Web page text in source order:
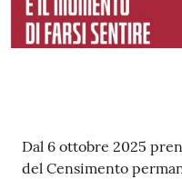
Contenuto
Dal 6 ottobre 2025
del Censimento